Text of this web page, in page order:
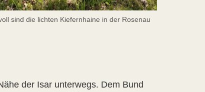
sind die lichten Kiefernhaine in der Rosenau
der Isar unterwegs. Dem Bund